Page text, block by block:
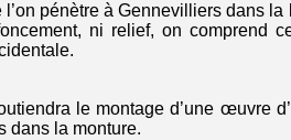
pénètre à Gennevilliers dans
ni relief, on comprend
le montage d’une œuvre
dans la monture.